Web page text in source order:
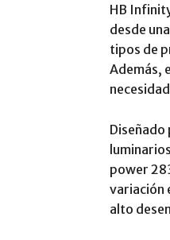
HB
desde
tipos de
Además,
power
variación
alto